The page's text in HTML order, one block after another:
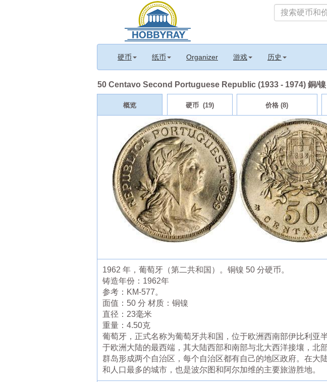
硬币 纸币 Organizer 游戏 历史
50 Centavo Second Portuguese Republic (1933 - 1974) 銅/镍
概览 硬币 (19) 价格 (8)
1962 年，葡萄牙（第二共和国）。铜镍 50 分硬币。
铸造年份：1962年
参考：KM-577。
面值：50 分 材质：铜镍
直径：23毫米
重量：4.50克
葡萄牙，正式名称为葡萄牙共和国，位于欧洲西南部伊比利亚
于欧洲大陆的最西端，其大陆西部和南部与北大西洋接壤，北
群岛形成两个自治区，每个自治区都有自己的地区政府。在
和人口最多的城市，也是波尔图和阿尔加维的主要旅游胜地。